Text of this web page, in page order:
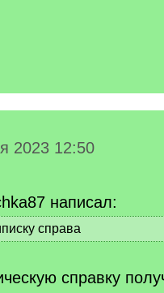
2023 12:50
написал:
справа
справку